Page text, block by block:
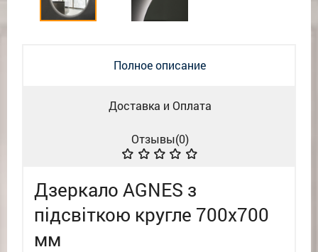
Полное описание
Доставка и Оплата
Отзывы(0)
Дзеркало AGNES з
підсвіткою кругле 700x700
мм